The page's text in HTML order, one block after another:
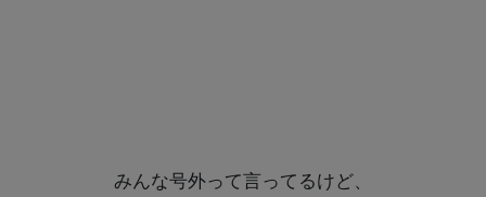
みんな号外って言ってるけど、